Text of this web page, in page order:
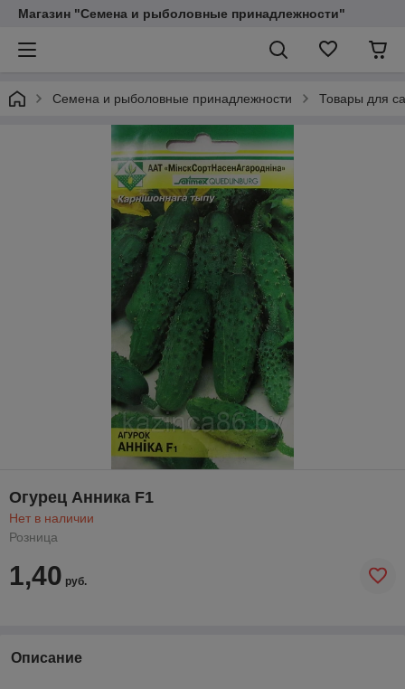
Магазин "Семена и рыболовные принадлежности"
Семена и рыболовные принадлежности Товары для
Огурец Анника F1
Нет в наличии
Розница
1,40 руб.
Описание